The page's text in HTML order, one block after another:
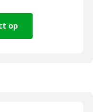
op